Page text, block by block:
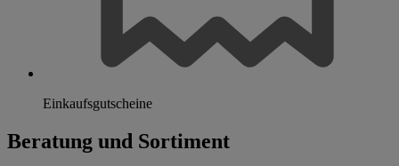
Einkaufsgutscheine
Beratung und Sortiment